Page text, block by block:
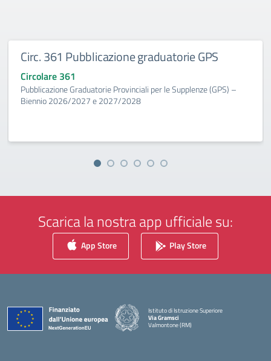
Circ. 361 Pubblicazione graduatorie GPS
Circolare 361
Pubblicazione Graduatorie Provinciali per le Supplenze (GPS) –
Biennio 2026/2027 e 2027/2028
Scarica la nostra app ufficiale su:
App Store Play Store
Istituto di Istruzione Superiore
Via Gramsci
Valmontone (RM)